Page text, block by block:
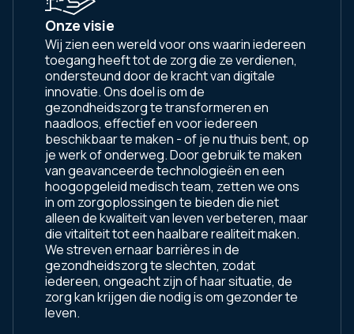
Onze visie
Wij zien een wereld voor ons waarin iedereen
toegang heeft tot de zorg die ze verdienen,
ondersteund door de kracht van digitale
innovatie. Ons doel is om de
gezondheidszorg te transformeren en
naadloos, effectief en voor iedereen
beschikbaar te maken - of je nu thuis bent, op
je werk of onderweg. Door gebruik te maken
van geavanceerde technologieën en een
hoogopgeleid medisch team, zetten we ons
in om zorgoplossingen te bieden die niet
alleen de kwaliteit van leven verbeteren, maar
die vitaliteit tot een haalbare realiteit maken.
We streven ernaar barrières in de
gezondheidszorg te slechten, zodat
iedereen, ongeacht zijn of haar situatie, de
zorg kan krijgen die nodig is om gezonder te
leven.